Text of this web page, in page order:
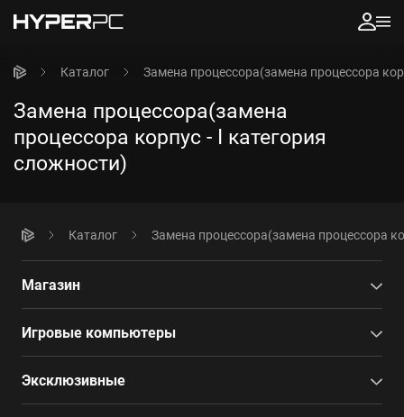
Каталог Замена процессора(замена процессора
Замена процессора(замена
процессора корпус - I категория
сложности)
Каталог Замена процессора(замена процессора
Магазин
Игровые компьютеры
Эксклюзивные